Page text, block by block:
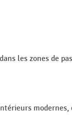
les zones de